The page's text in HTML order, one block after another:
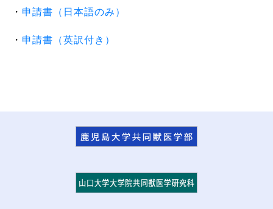
・ 申請書（日本語のみ）
・ 申請書（英訳付き）